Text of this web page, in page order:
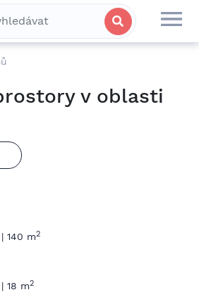
v oblasti
140 m2
18 m2